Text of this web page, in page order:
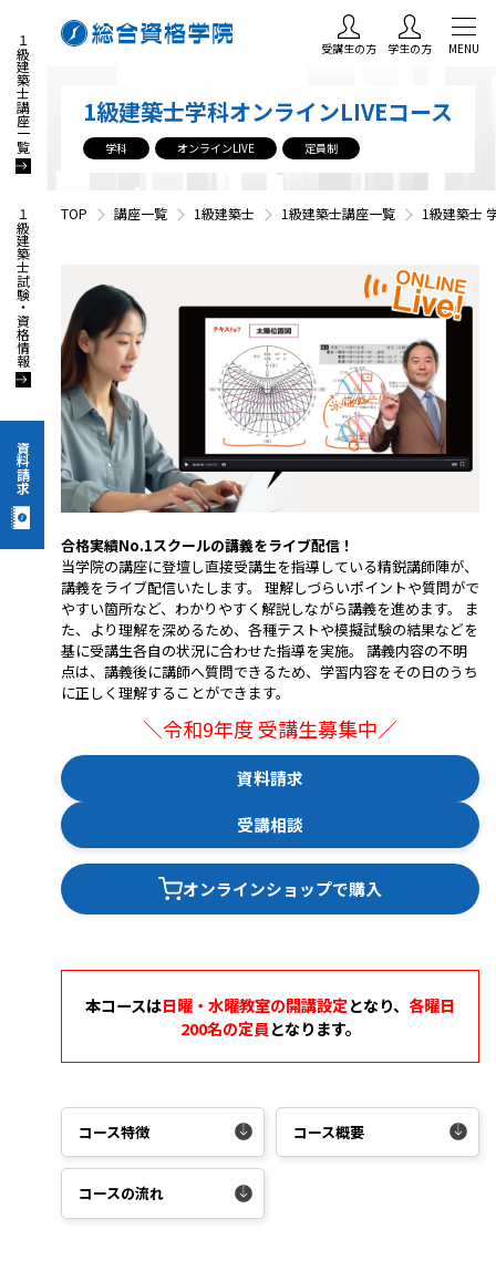
１級建築士講座一覧
１級建築士試験・資格情報
資料請求
受講生の方 学生の方 MENU
1級建築士学科オンラインLIVEコース
学科 オンラインLIVE 定員制
TOP 講座一覧 1級建築士 1級建築士講座一覧 1級建築士
合格実績No.1スクールの講義をライブ配信！
当学院の講座に登壇し直接受講生を指導している精鋭講師陣が、
講義をライブ配信いたします。 理解しづらいポイントや質問がで
やすい箇所など、わかりやすく解説しながら講義を進めます。 ま
た、より理解を深めるため、各種テストや模擬試験の結果などを
基に受講生各自の状況に合わせた指導を実施。 講義内容の不明
点は、講義後に講師へ質問できるため、学習内容をその日のうち
に正しく理解することができます。
＼令和9年度 受講生募集中／
資料請求
受講相談
オンラインショップで購入
本コースは日曜・水曜教室の開講設定となり、 各曜日
200名の定員となります。
コース特徴 コース概要
コースの流れ